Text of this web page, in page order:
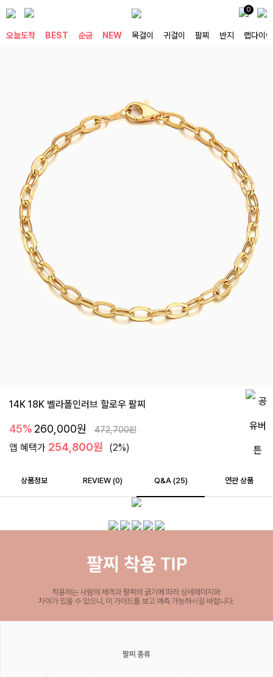
0
오늘도착 BEST 순금 NEW 목걸이 귀걸이 팔찌 반지 랩다이아
14K 18K 벨라폴인러브 할로우 팔찌
45% 260,000원 472,700원
앱 혜택가 254,800원 (2%)
상품정보 REVIEW (0) Q&A (25) 연관 상품